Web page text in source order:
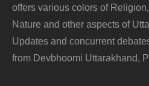
offers various colors of
Nature and other aspects of
Updates and concurrent
from Devbhoomi Uttarakhand,